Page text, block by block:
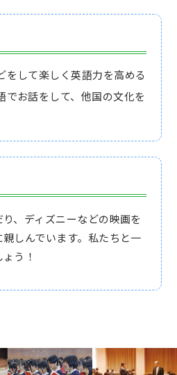
をして楽しく英語力を高める
でお話をして、他国の文化を
、ディズニーなどの映画を
しんでいます。私たちと一
う！